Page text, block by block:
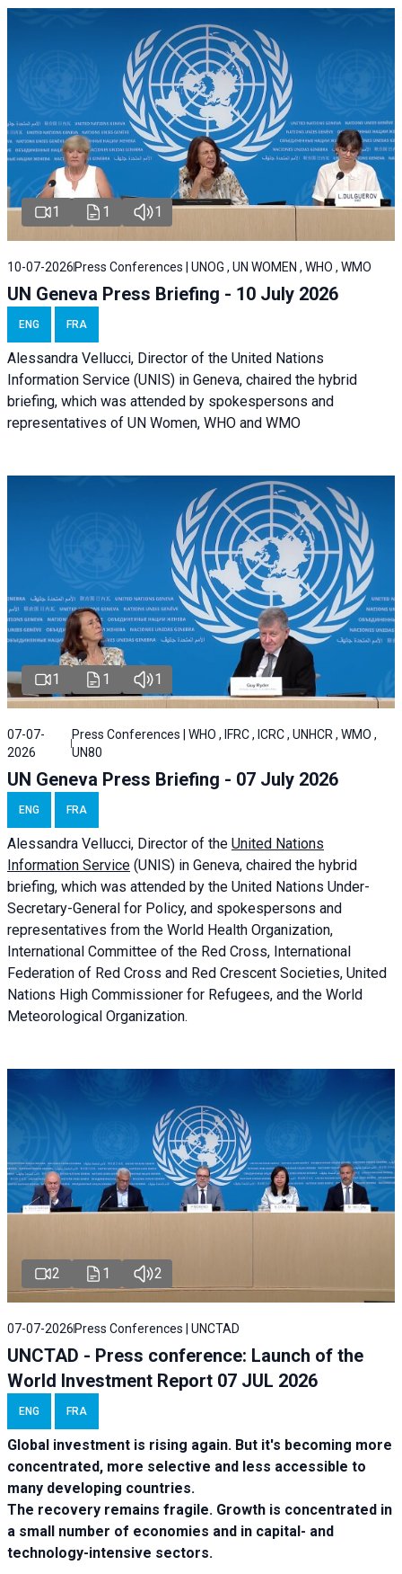
1 1 1
10-07-2026 Press Conferences | UNOG , UN WOMEN , WHO , WMO
UN Geneva Press Briefing - 10 July 2026
ENG FRA
Alessandra Vellucci, Director of the United Nations
Information Service (UNIS) in Geneva, chaired the hybrid
briefing, which was attended by spokespersons and
representatives of UN Women, WHO and WMO
1 1 1
07-07-
2026
Press Conferences | WHO , IFRC , ICRC , UNHCR , WMO ,
UN80
UN Geneva Press Briefing - 07 July 2026
ENG FRA
Alessandra Vellucci, Director of the United Nations
Information Service (UNIS) in Geneva, chaired the hybrid
briefing, which was attended by the United Nations Under-
Secretary-General for Policy, and spokespersons and
representatives from the World Health Organization,
International Committee of the Red Cross, International
Federation of Red Cross and Red Crescent Societies, United
Nations High Commissioner for Refugees, and the World
Meteorological Organization.
2 1 2
07-07-2026 Press Conferences | UNCTAD
UNCTAD - Press conference: Launch of the
World Investment Report 07 JUL 2026
ENG FRA
Global investment is rising again. But it's becoming more
concentrated, more selective and less accessible to
many developing countries.
The recovery remains fragile. Growth is concentrated in
a small number of economies and in capital- and
technology-intensive sectors.